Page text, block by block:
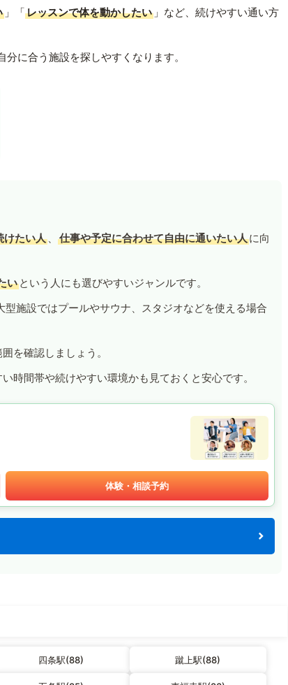
」「レッスンで体を動かしたい 」など、続けやすい通い方
分に合う施設を探しやすくなります。
けたい人 、 仕事や予定に合わせて自由に通いたい人に向
い という人にも選びやすいジャンルです。
施設ではプールやサウナ、スタジオなどを使える場合
を確認しましょう。
時間帯や続けやすい環境かも見ておくと安心です。
体験・相談予約
四条駅(88) 蹴上駅(88)